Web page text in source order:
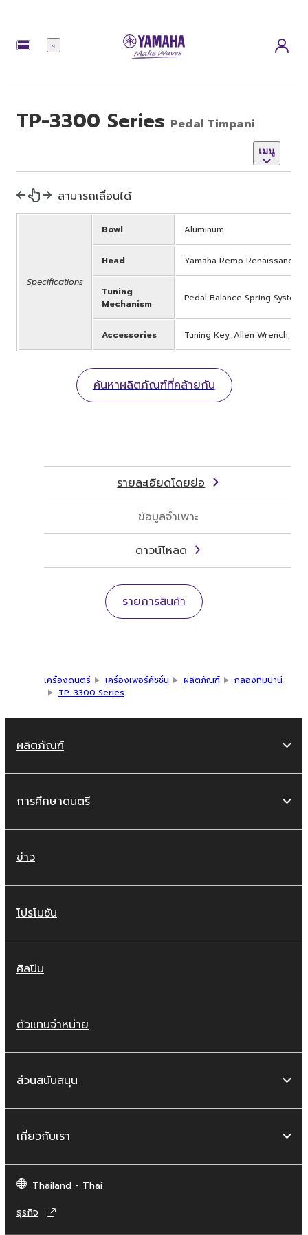
เมนู
TP-3300 Series Pedal Timpani
เมนู
สามารถเลื่อนได้
Specifications
Bowl Aluminum
Head Yamaha Remo Renaissance
Tuning
Mechanism
Pedal Balance Spring System
Accessories Tuning Key, Allen Wrench,
ค้นหาผลิตภัณฑ์ที่คล้ายกัน
รายละเอียดโดยย่อ
ข้อมูลจำเพาะ
ดาวน์โหลด
รายการสินค้า
เครื่องดนตรี เครื่องเพอร์คัชชั่น ผลิตภัณฑ์
กลองทิมปานี
TP-3300 Series
ผลิตภัณฑ์
การศึกษาดนตรี
ข่าว
โปรโมชัน
ศิลปิน
ตัวแทนจำหน่าย
ส่วนสนับสนุน
เกี่ยวกับเรา
Thailand - Thai
ธุรกิจ